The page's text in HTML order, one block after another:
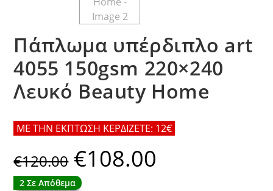
Πάπλωμα υπέρδιπλο art
4055 150gsm 220×240
Λευκό Beauty Home
ΜΕ ΤΗΝ ΕΚΠΤΩΣΗ ΚΕΡΔΙΖΕΤΕ: 12€
€120.00 Original
price
was:
€120.00.
€108.00
2 Σε Απόθεμα